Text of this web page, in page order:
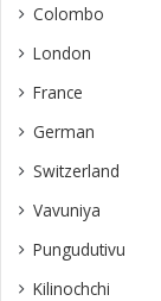
Colombo
London
France
German
Switzerland
Vavuniya
Pungudutivu
Kilinochchi